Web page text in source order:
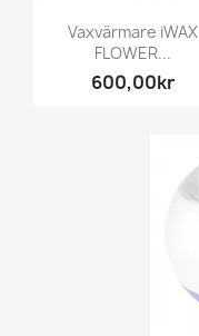
Vaxvärmare iWAX
FLOWER...
600,00kr